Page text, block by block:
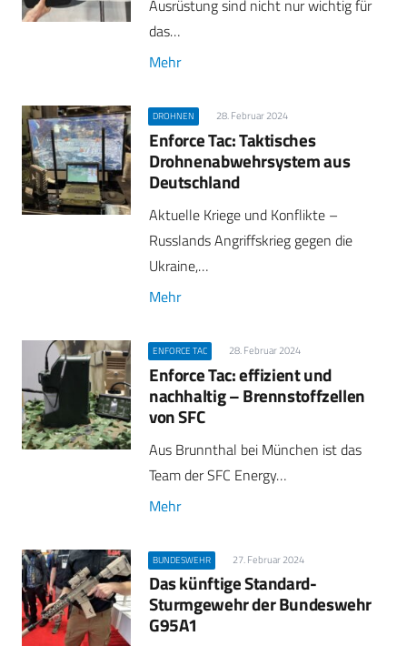
Ausrüstung sind nicht nur wichtig für
das…
Mehr
DROHNEN 28. Februar 2024
Enforce Tac: Taktisches
Drohnenabwehrsystem aus
Deutschland
Aktuelle Kriege und Konflikte –
Russlands Angriffskrieg gegen die
Ukraine,…
Mehr
ENFORCE TAC 28. Februar 2024
Enforce Tac: effizient und
nachhaltig – Brennstoffzellen
von SFC
Aus Brunnthal bei München ist das
Team der SFC Energy…
Mehr
BUNDESWEHR 27. Februar 2024
Das künftige Standard-
Sturmgewehr der Bundeswehr
G95A1